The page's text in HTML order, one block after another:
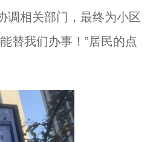
调相关部门，最终为小区
替我们办事！”居民的点